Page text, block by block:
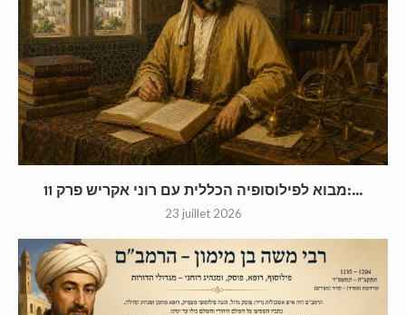
מבוא לפילוסופיה הכללית עם רוני אקריש פרק 11:...
23 juillet 2026